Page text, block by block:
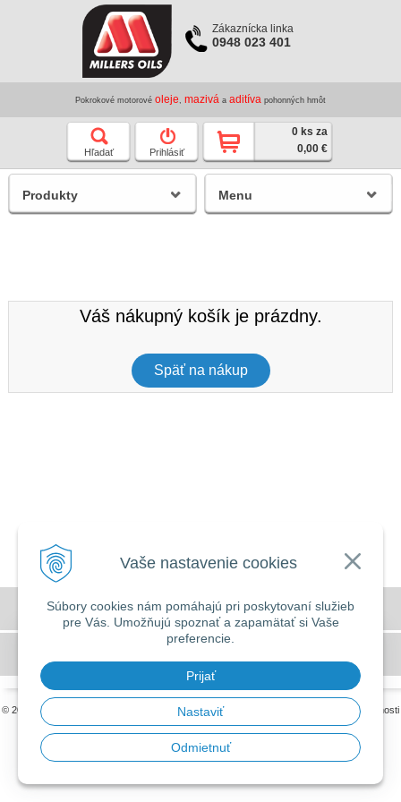
Vaše nastavenie cookies
Súbory cookies nám pomáhajú pri poskytovaní služieb
pre Vás. Umožňujú spoznať a zapamätať si Vaše
preferencie.
Prijať
Nastaviť
Odmietnuť
Zákaznícka linka
0948 023 401
Pokrokové motorové oleje mazivá a aditíva pohonných hmôt
Hľadať Prihlásiť
0 ks za
0,00 €
Váš nákupný košík je prázdny.
Späť na nákup
Produkty
Všeobecné obchodné podmienky
Menu
© 2026 MILLERS OILS SLOVAKIA • tvorba eshopu cez UNIobchod
spoločnosti
WEBYGROUP
DOVOLENKA 3. - 7. augusta 2026
Predajňa bude ZATVORENÁ a vytvorené
objednávky začneme vybavovať 10.8.2026.